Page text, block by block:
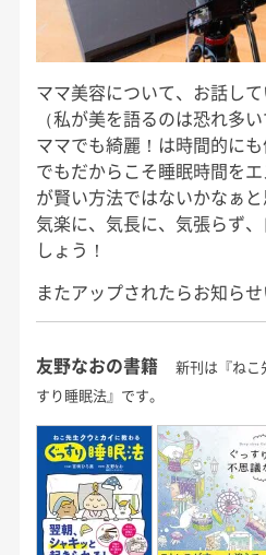
ママ美容について、お話して
（私が美を語るのは恐れ多
ママでも綺麗！は時間的にも
でもだからこそ睡眠時間を
が賢い方法ではないかなぁと
気楽に、気長に、気張らず
しょう！
またアップされたらお知らせ
友野なおの書籍
新刊は『ねこ
すり睡眠法』です。